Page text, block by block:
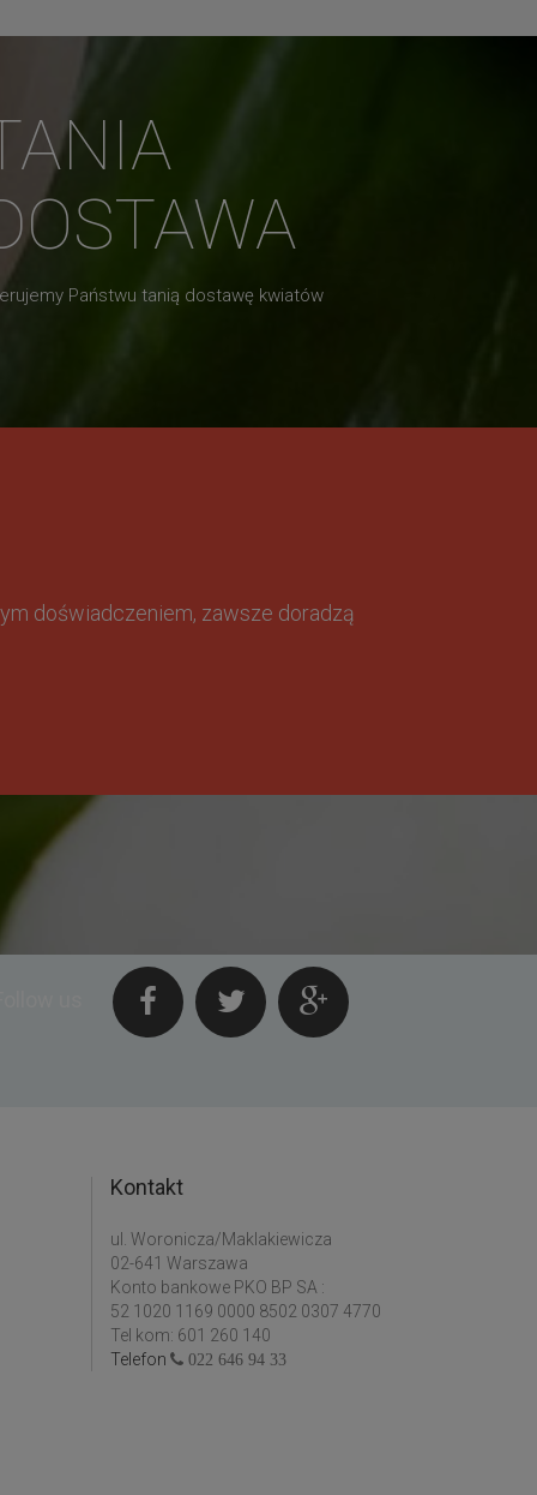
Państwu tanią dostawę kwiatów
doświadczeniem, zawsze doradzą
Kontakt
ul. Woronicza/Maklakiewicza
02-641 Warszawa
Konto bankowe PKO BP SA :
52 1020 1169 0000 8502 0307 4770
Tel kom: 601 260 140
Telefon
022 646 94 33